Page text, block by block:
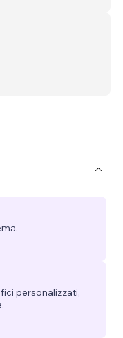
personalizzati,